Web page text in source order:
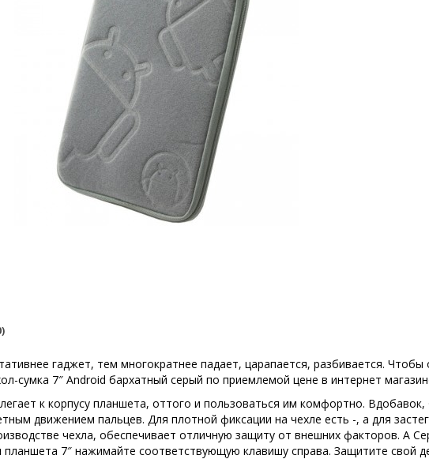
гаджет, тем многократнее падает, царапается, разбивается.
сумка 7″ Android бархатный серый по приемлемой цене в интернет
к корпусу планшета, оттого и пользоваться им комфортно.
движением пальцев. Для плотной фиксации на чехле есть -, а для
чехла, обеспечивает отличную защиту от внешних факторов. А
7″ нажимайте соответствующую клавишу справа. Защитите свой